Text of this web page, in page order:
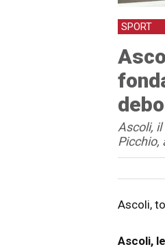
SPORT
Ascoli,
Picchio,
Articolo
Testo
Ascoli,
Ascoli,